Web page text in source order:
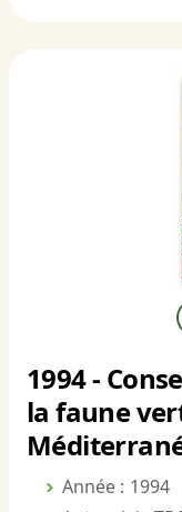
1994 -
la faune
Année : 1994